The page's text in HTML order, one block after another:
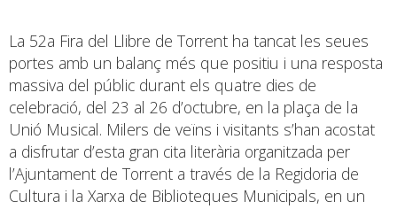
La 52a Fira del Llibre de Torrent ha tancat les seues
portes amb un balanç més que positiu i una resposta
massiva del públic durant els quatre dies de
celebració, del 23 al 26 d’octubre, en la plaça de la
Unió Musical. Milers de veïns i visitants s’han acostat
a disfrutar d’esta gran cita literària organitzada per
l’Ajuntament de Torrent a través de la Regidoria de
Cultura i la Xarxa de Biblioteques Municipals, en un